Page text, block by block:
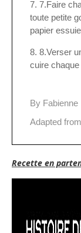
7.Faire
toute petite
papier
8.Verser
cuire
By Fabienne
Adapted from
Recette en